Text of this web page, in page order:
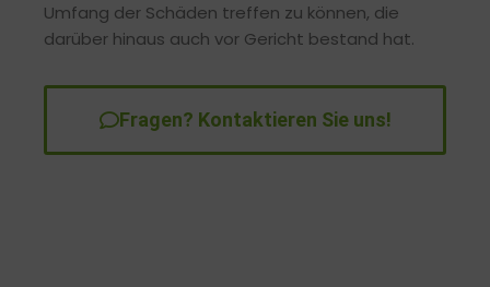
Umfang der Schäden treffen zu können, die
darüber hinaus auch vor Gericht bestand hat.
Fragen? Kontaktieren Sie uns!